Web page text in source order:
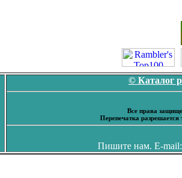
© Каталог
Все права
Перепечатка
Пишите нам. E-